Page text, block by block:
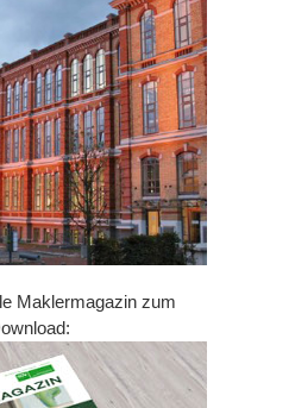
Maklermagazin zum